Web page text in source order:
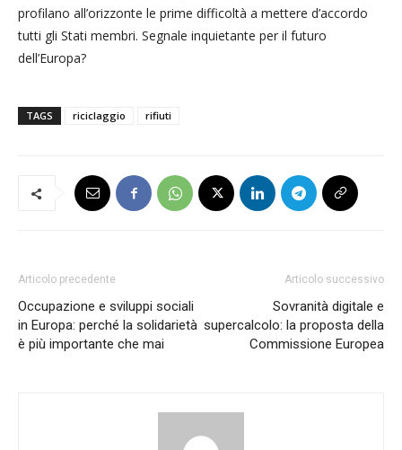
profilano all’orizzonte le prime difficoltà a mettere d’accordo
tutti gli Stati membri. Segnale inquietante per il futuro
dell’Europa?
TAGS riciclaggio rifiuti
Articolo precedente
Occupazione e sviluppi sociali
in Europa: perché la solidarietà
è più importante che mai
Articolo successivo
Sovranità digitale e
supercalcolo: la proposta della
Commissione Europea